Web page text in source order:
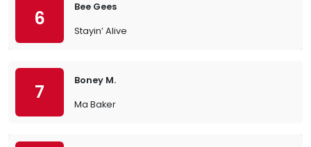
6
Bee Gees
Stayin’ Alive
7
Boney M.
Ma Baker